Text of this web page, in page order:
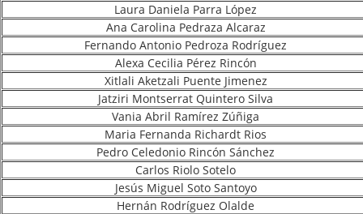
Laura Daniela Parra López
Ana Carolina Pedraza Alcaraz
Fernando Antonio Pedroza Rodríguez
Alexa Cecilia Pérez Rincón
Xitlali Aketzali Puente Jimenez
Jatziri Montserrat Quintero Silva
Vania Abril Ramírez Zúñiga
Maria Fernanda Richardt Rios
Pedro Celedonio Rincón Sánchez
Carlos Riolo Sotelo
Jesús Miguel Soto Santoyo
Hernán Rodríguez Olalde